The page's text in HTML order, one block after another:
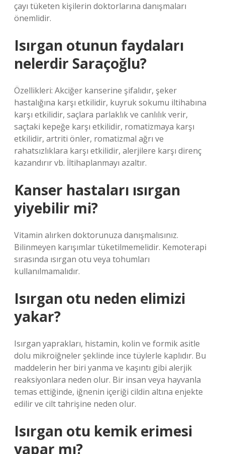
çayı tüketen kişilerin doktorlarına danışmaları
önemlidir.
Isırgan otunun faydaları
nelerdir Saraçoğlu?
Özellikleri: Akciğer kanserine şifalıdır, şeker
hastalığına karşı etkilidir, kuyruk sokumu iltihabına
karşı etkilidir, saçlara parlaklık ve canlılık verir,
saçtaki kepeğe karşı etkilidir, romatizmaya karşı
etkilidir, artriti önler, romatizmal ağrı ve
rahatsızlıklara karşı etkilidir, alerjilere karşı direnç
kazandırır vb. İltihaplanmayı azaltır.
Kanser hastaları ısırgan
yiyebilir mi?
Vitamin alırken doktorunuza danışmalısınız.
Bilinmeyen karışımlar tüketilmemelidir. Kemoterapi
sırasında ısırgan otu veya tohumları
kullanılmamalıdır.
Isırgan otu neden elimizi
yakar?
Isırgan yaprakları, histamin, kolin ve formik asitle
dolu mikroiğneler şeklinde ince tüylerle kaplıdır. Bu
maddelerin her biri yanma ve kaşıntı gibi alerjik
reaksiyonlara neden olur. Bir insan veya hayvanla
temas ettiğinde, iğnenin içeriği cildin altına enjekte
edilir ve cilt tahrişine neden olur.
Isırgan otu kemik erimesi
yapar mı?